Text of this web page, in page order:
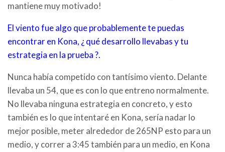
mantiene muy motivado!
El viento fue algo que probablemente te puedas
encontrar en Kona, ¿ qué desarrollo llevabas y tu
estrategia en la prueba ?.
Nunca había competido con tantísimo viento. Delante
llevaba un 54, que es con lo que entreno normalmente.
No llevaba ninguna estrategia en concreto, y esto
también es lo que intentaré en Kona, sería nadar lo
mejor posible, meter alrededor de 265NP esto para un
medio, y correr a 3:45 también para un medio, en Kona